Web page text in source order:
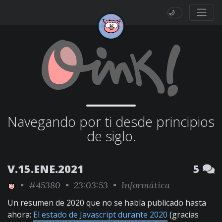
🌙
Navegando por ti desde principios
de siglo.
V.15.ENE.2021 5
• #45380 • 23:03:53 • Informática
Un resumen de 2020 que no se había publicado hasta
ahora: El estado de Javascript durante 2020 (gracias